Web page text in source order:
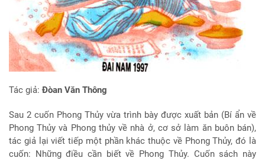
Tác giả:Đòan Văn Thông
Sau 2 cuốn Phong Thủy vừa trình bày được xuất bản (Bí ẩn về
Phong Thủy và Phong thủy về nhà ở, cơ sở làm ăn buôn bán),
tác giả lại viết tiếp một phần khác thuộc về Phong Thủy, đó là
cuốn: Những điều cần biết về Phong Thủy. Cuốn sách này